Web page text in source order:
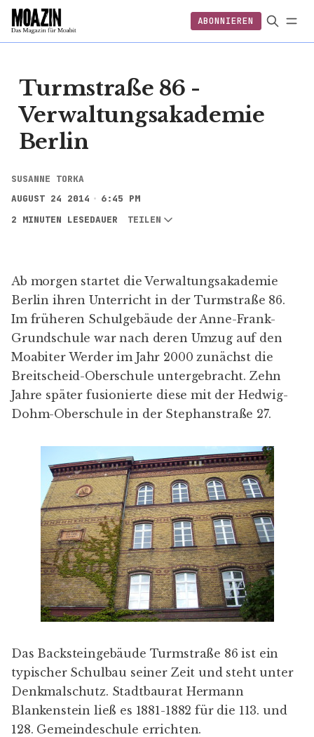
ABONNIEREN
EINLOGGEN
ABONNIEREN FOLGEN
Turmstraße 86 -
Verwaltungsakademie
Berlin
SUSANNE TORKA
AUGUST 24 2014
6:45 PM
2 MINUTEN LESEDAUER
TEILEN
Ab morgen startet dieVerwaltungsakademie
Berlin ihren Unterricht in derTurmstraße 86.
Im früheren Schulgebäude der Anne-Frank-
Grundschule war nach deren Umzug auf den
Moabiter Werder im Jahr 2000 zunächst die
Breitscheid-Oberschule untergebracht. Zehn
Jahre später fusionierte diese mit der Hedwig-
Dohm-Oberschule in der Stephanstraße 27.
Das Backsteingebäude Turmstraße 86 ist ein
typischer Schulbau seiner Zeit und steht unter
Denkmalschutz. Stadtbaurat Hermann
Blankenstein ließ es 1881-1882 für die 113. und
128. Gemeindeschule errichten.